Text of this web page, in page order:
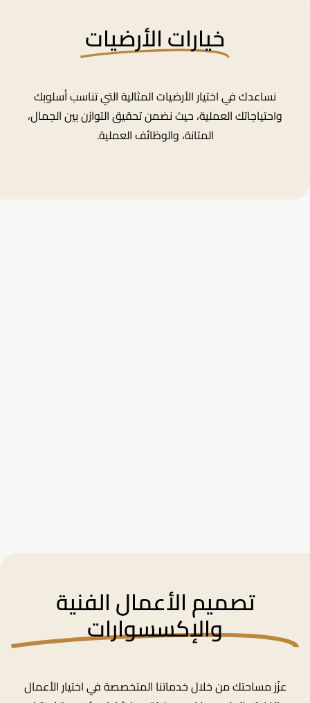
خيارات الأرضيات
نساعدك في اختيار الأرضيات المثالية التي تناسب أسلوبك
واحتياجاتك العملية، حيث نضمن تحقيق التوازن بين الجمال،
المتانة، والوظائف العملية.
تصميم الأعمال الفنية
والإكسسوارات
عزّز مساحتك من خلال خدماتنا المتخصصة في اختيار الأعمال